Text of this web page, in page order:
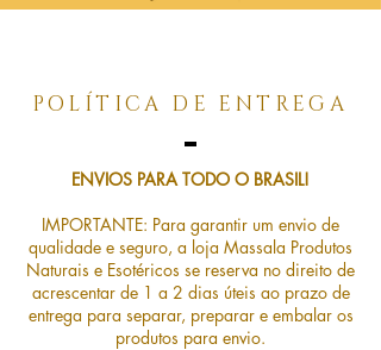
POLÍTICA DE ENTREGA
ENVIOS PARA TODO O BRASIL!
IMPORTANTE: Para garantir um envio de
qualidade e seguro, a loja Massala Produtos
Naturais e Esotéricos se reserva no direito de
acrescentar de 1 a 2 dias úteis ao prazo de
entrega para separar, preparar e embalar os
produtos para envio.